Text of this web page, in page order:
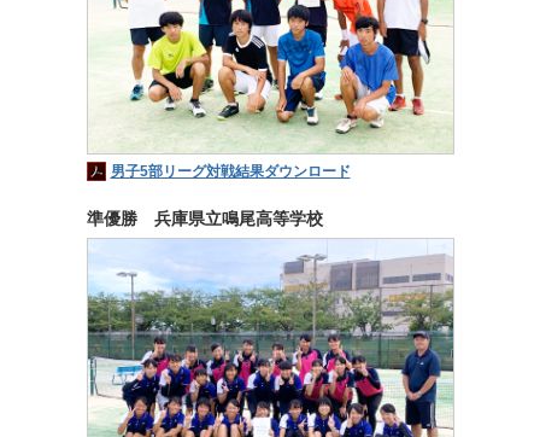
男子5部リーグ対戦結果ダウンロード
準優勝 兵庫県立鳴尾高等学校